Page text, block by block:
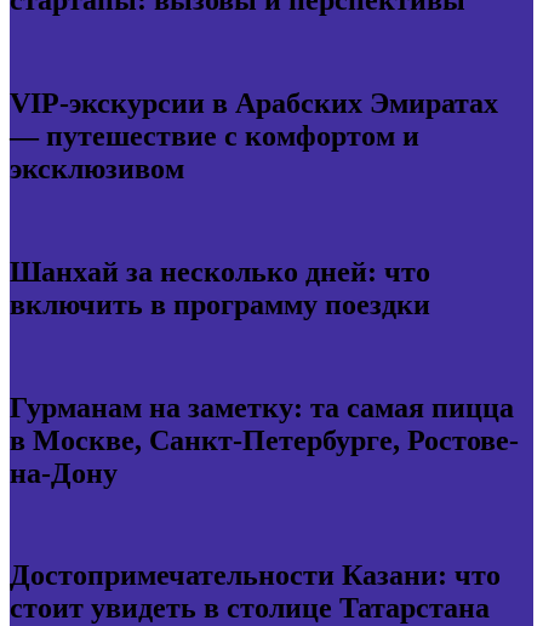
VIP-экскурсии в Арабских Эмиратах
— путешествие с комфортом и
эксклюзивом
Шанхай за несколько дней: что
включить в программу поездки
Гурманам на заметку: та самая пицца
в Москве, Санкт-Петербурге, Ростове-
на-Дону
Достопримечательности Казани: что
стоит увидеть в столице Татарстана